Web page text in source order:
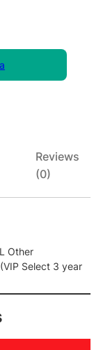
Reviews
(0)
Other
Select 3 year